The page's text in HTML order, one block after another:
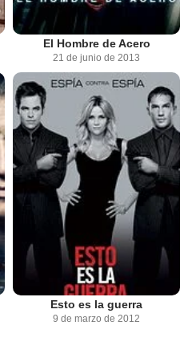
El Hombre de Acero
21 de junio de 2013
Esto es la guerra
9 de marzo de 2012